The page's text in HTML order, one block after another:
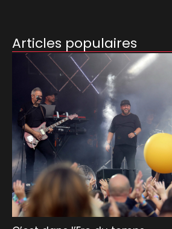
Articles populaires